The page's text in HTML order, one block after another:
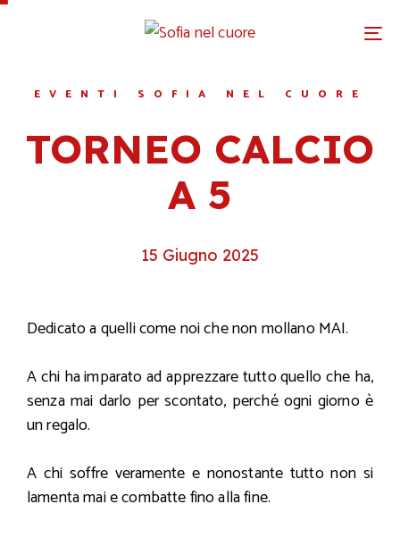
EVENTI SOFIA NEL CUORE
TORNEO CALCIO
A 5
15 Giugno 2025
Dedicato a quelli come noi che non mollano MAI.
A chi ha imparato ad apprezzare tutto quello che ha,
senza mai darlo per scontato, perché ogni giorno è
un regalo.
A chi soffre veramente e nonostante tutto non si
lamenta mai e combatte fino alla fine.